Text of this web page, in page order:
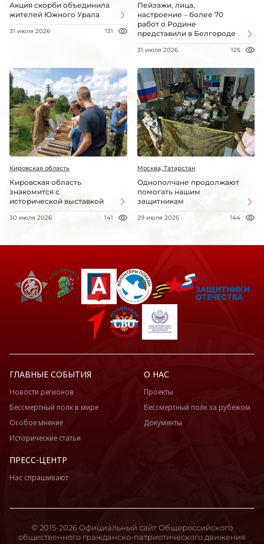
Акция скорби объединила
жителей Южного Урала
31 июля 2026 131
Пейзажи, лица,
настроение – более 70
работ о Родине
представили в Белгороде
31 июля 2026 125
Кировская область
Кировская область
знакомится с
исторической выставкой
30 июля 2026 141
Москва, Татарстан
Однополчане продолжают
помогать нашим
защитникам
29 июля 2026 144
ГЛАВНЫЕ СОБЫТИЯ
Новости регионов
Бессмертный полк в мире
Особое мнение
Исторические статьи
О НАС
Проекты
Бессмертный полк за рубежом
Документы
ПРЕСС-ЦЕНТР
Нас спрашивают
© 2015-2026 Официальный сайт Общероссийского
общественного гражданско-патриотического движения